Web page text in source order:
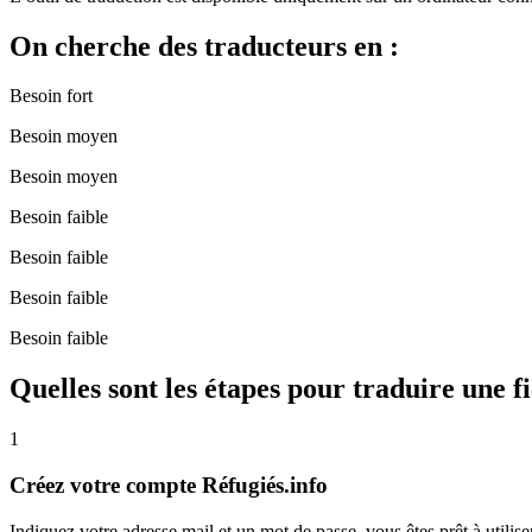
On cherche des traducteurs en :
Besoin fort
Besoin moyen
Besoin moyen
Besoin faible
Besoin faible
Besoin faible
Besoin faible
Quelles sont les étapes pour traduire une
1
Créez votre compte Réfugiés.info